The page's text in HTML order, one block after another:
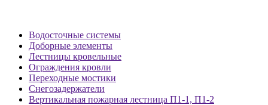
Водосточные системы
Доборные элементы
Лестницы кровельные
Ограждения кровли
Переходные мостики
Снегозадержатели
Вертикальная пожарная лестница П1-1, П1-2